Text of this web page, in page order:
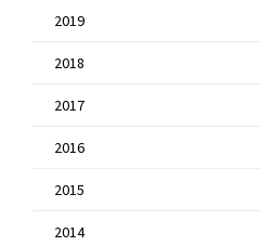
2019
2018
2017
2016
2015
2014